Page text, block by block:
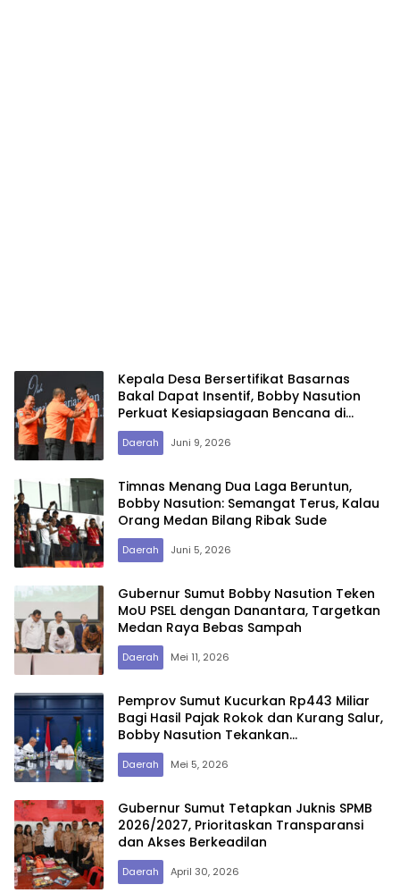
Kepala Desa Bersertifikat Basarnas
Bakal Dapat Insentif, Bobby Nasution
Perkuat Kesiapsiagaan Bencana di
Sumut
Daerah Juni 9, 2026
Timnas Menang Dua Laga Beruntun,
Bobby Nasution: Semangat Terus, Kalau
Orang Medan Bilang Ribak Sude
Daerah Juni 5, 2026
Gubernur Sumut Bobby Nasution Teken
MoU PSEL dengan Danantara, Targetkan
Medan Raya Bebas Sampah
Daerah Mei 11, 2026
Pemprov Sumut Kucurkan Rp443 Miliar
Bagi Hasil Pajak Rokok dan Kurang Salur,
Bobby Nasution Tekankan
Keseimbangan Belanja Daerah
Daerah Mei 5, 2026
Gubernur Sumut Tetapkan Juknis SPMB
2026/2027, Prioritaskan Transparansi
dan Akses Berkeadilan
Daerah April 30, 2026